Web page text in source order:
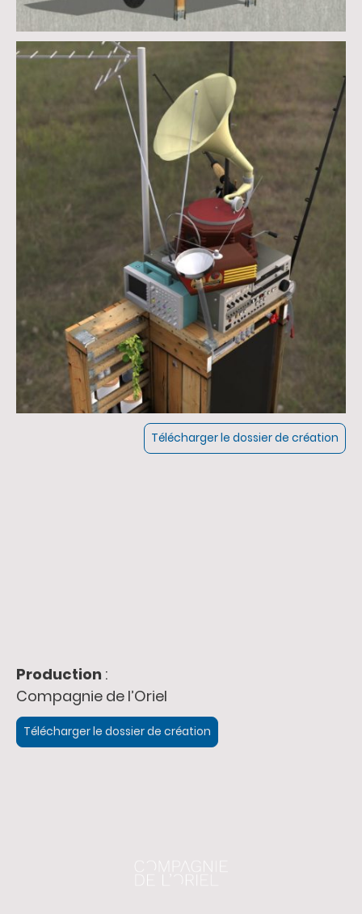
Télécharger le dossier de création
Production :
Compagnie de l’Oriel
Télécharger le dossier de création